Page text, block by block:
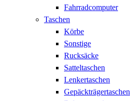
Fahrradcomputer
Taschen
Körbe
Sonstige
Rucksäcke
Satteltaschen
Lenkertaschen
Gepäckträgertaschen